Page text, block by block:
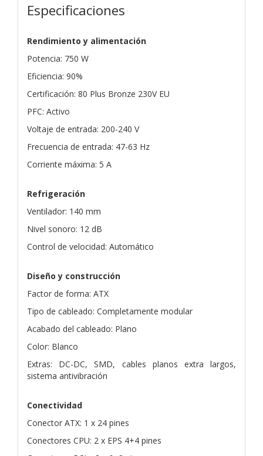
Especificaciones
Rendimiento y alimentación
Potencia: 750 W
Eficiencia: 90%
Certificación: 80 Plus Bronze 230V EU
PFC: Activo
Voltaje de entrada: 200-240 V
Frecuencia de entrada: 47-63 Hz
Corriente máxima: 5 A
Refrigeración
Ventilador: 140 mm
Nivel sonoro: 12 dB
Control de velocidad: Automático
Diseño y construcción
Factor de forma: ATX
Tipo de cableado: Completamente modular
Acabado del cableado: Plano
Color: Blanco
Extras: DC-DC, SMD, cables planos extra largos,
sistema antivibración
Conectividad
Conector ATX: 1 x 24 pines
Conectores CPU: 2 x EPS 4+4 pines